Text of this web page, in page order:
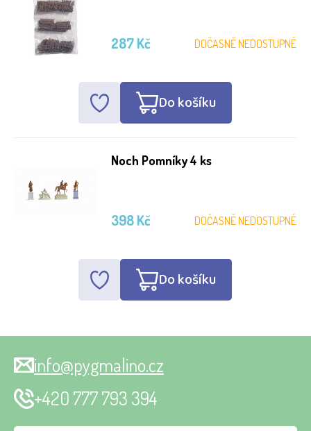
DOČASNĚ NEDOSTUPNÉ
287 Kč
Do košíku
Noch Pomníky 4 ks
DOČASNĚ NEDOSTUPNÉ
398 Kč
Do košíku
info@pygmalino.cz
+420 777 793 394